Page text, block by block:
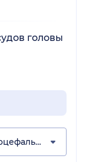
головы
Дуплексное сканирование брахиоцефальных артерий